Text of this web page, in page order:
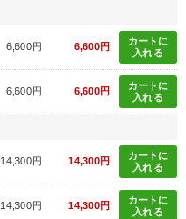
6,600円 6,600円
カートに
入れる
6,600円 6,600円
カートに
入れる
14,300円 14,300円
カートに
入れる
14,300円 14,300円
カートに
入れる